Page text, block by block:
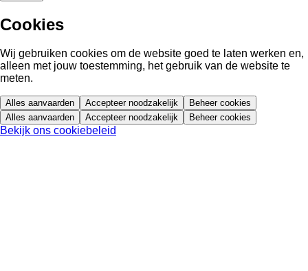
Cookies
Wij gebruiken cookies om de website goed te laten werken en,
alleen met jouw toestemming, het gebruik van de website te
meten.
Alles aanvaarden Accepteer noodzakelijk
Beheer cookies
Alles aanvaarden
Accepteer noodzakelijk Beheer cookies
Bekijk ons cookiebeleid